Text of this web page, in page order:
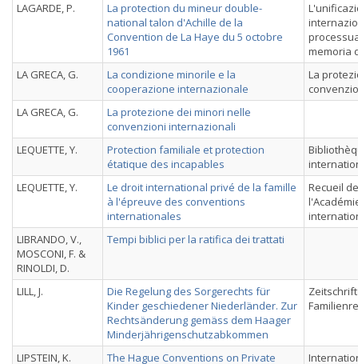
LAGARDE, P.
La protection du mineur double-
national talon d'Achille de la
Convention de La Haye du 5 octobre
1961
memoria
LA GRECA, G.
La condizione minorile e la
cooperazione internazionale
La
LA GRECA, G.
La protezione dei minori nelle
convenzioni internazionali
LEQUETTE, Y.
Protection familiale et protection
étatique des incapables
LEQUETTE, Y.
Le droit international privé de la famille
à l'épreuve des conventions
internationales
Recueil
LIBRANDO, V.,
MOSCONI, F. &
RINOLDI, D.
Tempi biblici per la ratifica dei trattati
LILL, J.
Die Regelung des Sorgerechts für
Kinder geschiedener Niederländer. Zur
Rechtsänderung gemäss dem Haager
Minderjährigenschutzabkommen
LIPSTEIN, K.
The Hague Conventions on Private